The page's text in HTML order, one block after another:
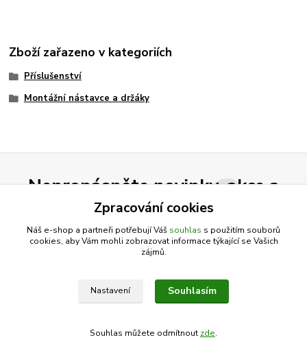
Zboží zařazeno v kategoriích
Příslušenství
Montážní nástavce a držáky
Nepropásněte novinky, akce a
slevy!
zpracováním osobních údajůza účelem rozesílky newsletteru.
Můžete se kdykoli odhlásit. Zasíláme jednou za 14 dní.
Zpracování cookies
Náš e-shop a partneři potřebují Váš souhlas s použitím souborů
cookies, aby Vám mohli zobrazovat informace týkající se Vašich
zájmů.
Nastavení Souhlasím
Souhlas můžete odmítnout zde.